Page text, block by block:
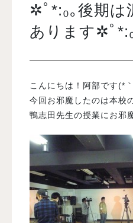
就職・デビュー
学校情報
訪問者別メニュー
✲ﾟ*:₀｡後期は
あります✲ﾟ
こんにちは！阿部です(*
今回お邪魔したのは本校
鴨志田先生の授業にお